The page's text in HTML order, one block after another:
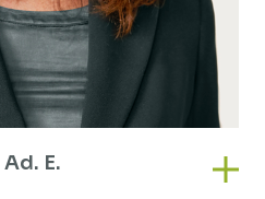
Ad. E.